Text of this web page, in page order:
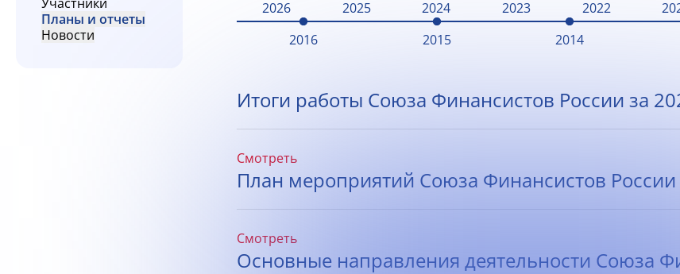
Планы и отчеты
Новости
2026 2025 2024 2023 2022
2016
2015 2014
Итоги работы Союза Финансистов России за
Смотреть
План мероприятий Союза Финансистов России
Смотреть
Основные направления деятельности Союза